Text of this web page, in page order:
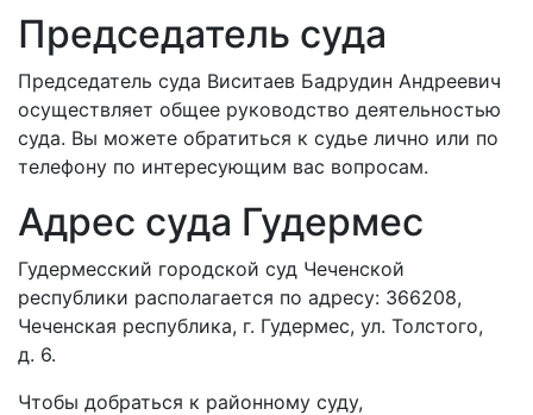
Председатель суда
Председатель суда Виситаев Бадрудин Андреевич
осуществляет общее руководство деятельностью
суда. Вы можете обратиться к судье лично или по
телефону по интересующим вас вопросам.
Адрес суда Гудермес
Гудермесский городской суд Чеченской
республики располагается по адресу: 366208,
Чеченская республика, г. Гудермес, ул. Толстого,
д. 6.
Чтобы добраться к районному суду,